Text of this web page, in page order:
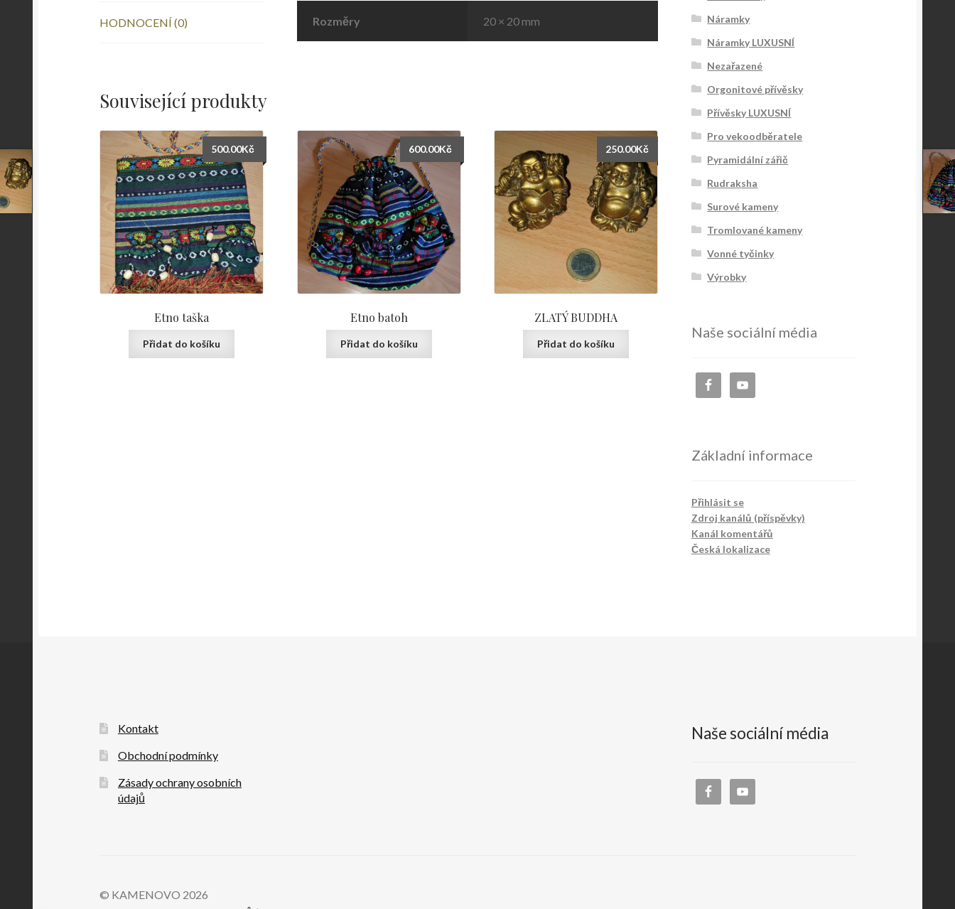
HODNOCENÍ (0) Rozměry 20 × 20 mm
Související produkty
Etno taška
500.00Kč
Přidat do košíku
Etno batoh
600.00Kč
Přidat do košíku
ZLATÝ BUDDHA
250.00Kč
Přidat do košíku
Náramky
Náramky LUXUSNÍ
Nezařazené
Orgonitové přívěsky
Přívěsky LUXUSNÍ
Pro vekoodběratele
Pyramidální zářič
Rudraksha
Surové kameny
Tromlované kameny
Vonné tyčinky
Výrobky
Naše sociální média
Základní informace
Přihlásit se
Zdroj kanálů (příspěvky)
Kanál komentářů
Česká lokalizace
Kontakt
Obchodní podmínky
Zásady ochrany osobních
údajů
Naše sociální média
© KAMENOVO 2026